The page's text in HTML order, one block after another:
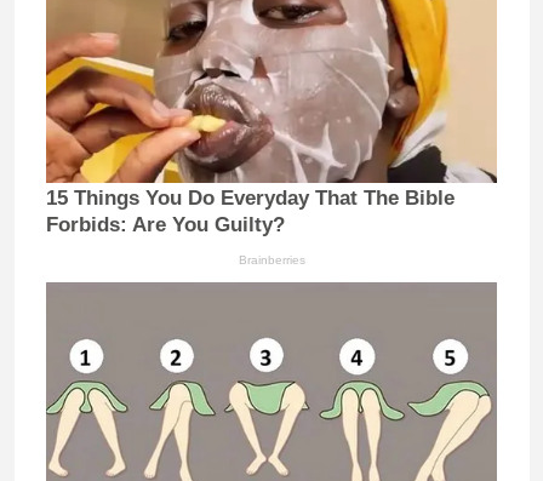
15 Things You Do Everyday That The Bible
Forbids: Are You Guilty?
Brainberries